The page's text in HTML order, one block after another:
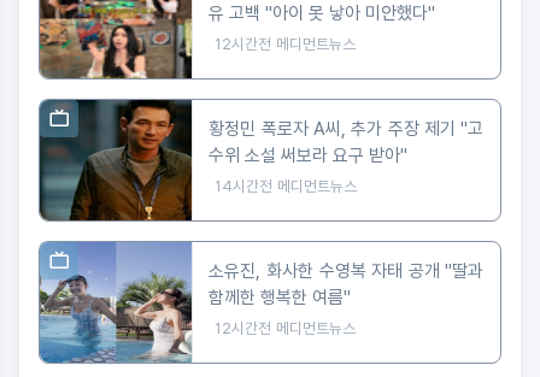
유 고백 "아이 못 낳아 미안했다"
12시간전 메디먼트뉴스
황정민 폭로자 A씨, 추가 주장 제기 "고
수위 소설 써보라 요구 받아"
14시간전 메디먼트뉴스
소유진, 화사한 수영복 자태 공개 "딸과
함께한 행복한 여름"
12시간전 메디먼트뉴스